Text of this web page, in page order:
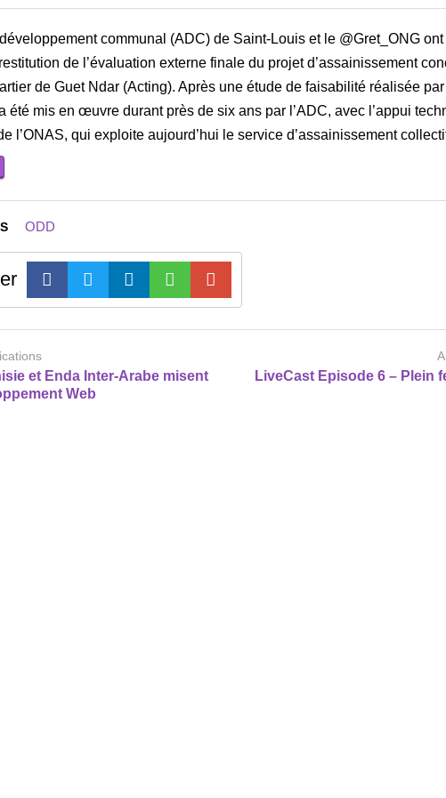
développement communal (ADC) de Saint-Louis et le @Gret_ONG
de l’évaluation externe finale du projet d’assainissement
de Guet Ndar (Acting). Après une étude de faisabilité réalisée
été mis en œuvre durant près de six ans par l’ADC, avec l’appui
l’ONAS, qui exploite aujourd’hui le service d’assainissement
ODD
et Enda Inter-Arabe misent
Web
LiveCast Episode 6 – Plein